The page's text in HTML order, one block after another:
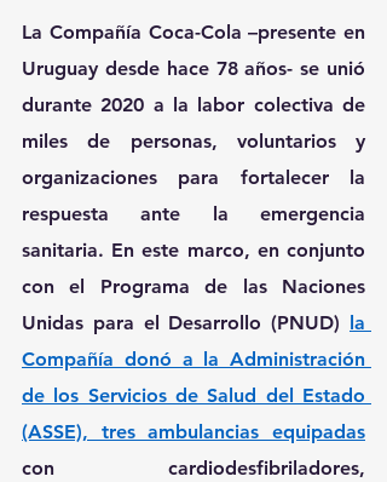
La Compañía Coca-Cola –presente en
Uruguay desde hace 78 años- se unió
durante 2020 a la labor colectiva de
miles de personas, voluntarios y
organizaciones para fortalecer la
respuesta ante la emergencia
sanitaria. En este marco, en conjunto
con el Programa de las Naciones
Unidas para el Desarrollo (PNUD)
la
Compañía donó a la Administración
de los Servicios de Salud del Estado
(ASSE), tres ambulancias equipadas
con cardiodesfibriladores,